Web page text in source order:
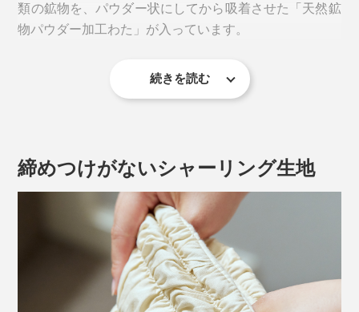
らはぎを、ジワジワ温めてくれます。
足首の上の、ふくらはぎの筋肉は、血液をポンプのよう
すい。
加齢によって筋肉が減ったり、座りっぱなしの姿勢が続
くことでも血流が悪くなるもの。
類の鉱物を、パウダー状にしてから吸着させた「天然鉱
物パウダー加工わた」が入っています。
続きを読む
締めつけがないシャーリング生地